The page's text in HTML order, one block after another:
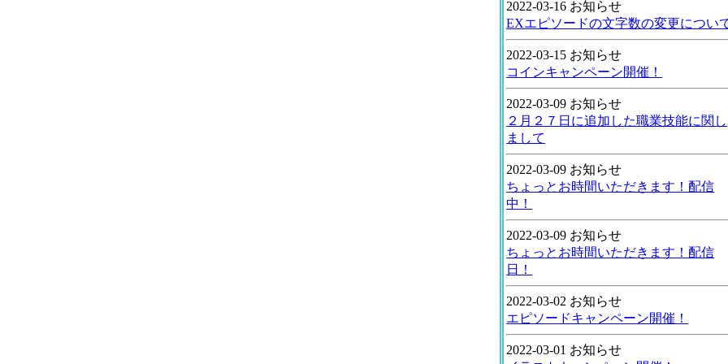
2022-03-16 お知らせ
EXエピソードの文字数の変更につい
2022-03-15 お知らせ
コインキャンペーン開催！
2022-03-09 お知らせ
２月２７日に追加した職業技能に関し
まして
2022-03-09 お知らせ
ちょっとお時間いただきます！配信
中！
2022-03-09 お知らせ
ちょっとお時間いただきます！配信
日！
2022-03-02 お知らせ
エピソードキャンペーン開催！
2022-03-01 お知らせ